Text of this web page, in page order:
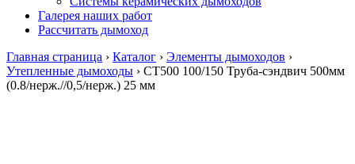
Галерея наших работ
Рассчитать дымоход
Главная страница › Каталог › Элементы дымоходов ›
Утепленные дымоходы › СТ500 100/150 Труба-сэндвич 500мм
(0.8/нерж.//0,5/нерж.) 25 мм